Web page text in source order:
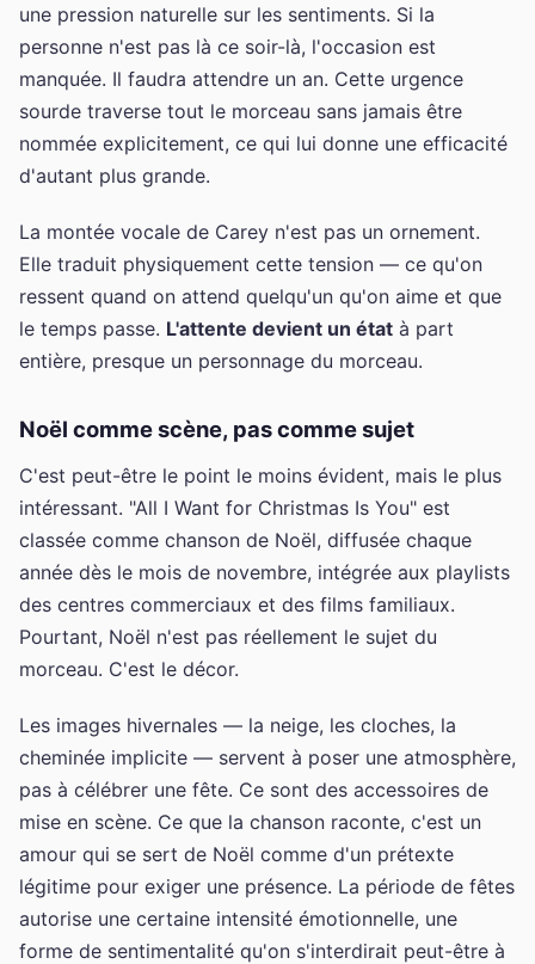
une pression naturelle sur les sentiments. Si la
personne n'est pas là ce soir-là, l'occasion est
manquée. Il faudra attendre un an. Cette urgence
sourde traverse tout le morceau sans jamais être
nommée explicitement, ce qui lui donne une efficacité
d'autant plus grande.
La montée vocale de Carey n'est pas un ornement.
Elle traduit physiquement cette tension — ce qu'on
ressent quand on attend quelqu'un qu'on aime et que
le temps passe. L'attente devient un état à part
entière, presque un personnage du morceau.
Noël comme scène, pas comme sujet
C'est peut-être le point le moins évident, mais le plus
intéressant. "All I Want for Christmas Is You" est
classée comme chanson de Noël, diffusée chaque
année dès le mois de novembre, intégrée aux playlists
des centres commerciaux et des films familiaux.
Pourtant, Noël n'est pas réellement le sujet du
morceau. C'est le décor.
Les images hivernales — la neige, les cloches, la
cheminée implicite — servent à poser une atmosphère,
pas à célébrer une fête. Ce sont des accessoires de
mise en scène. Ce que la chanson raconte, c'est un
amour qui se sert de Noël comme d'un prétexte
légitime pour exiger une présence. La période de fêtes
autorise une certaine intensité émotionnelle, une
forme de sentimentalité qu'on s'interdirait peut-être à